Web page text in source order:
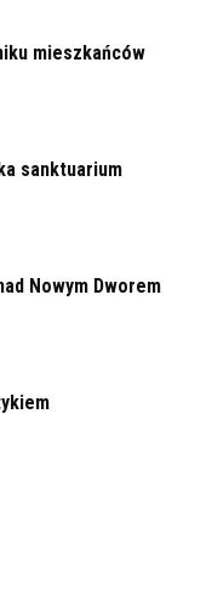
mieszkańców
sanktuarium
Nowym Dworem